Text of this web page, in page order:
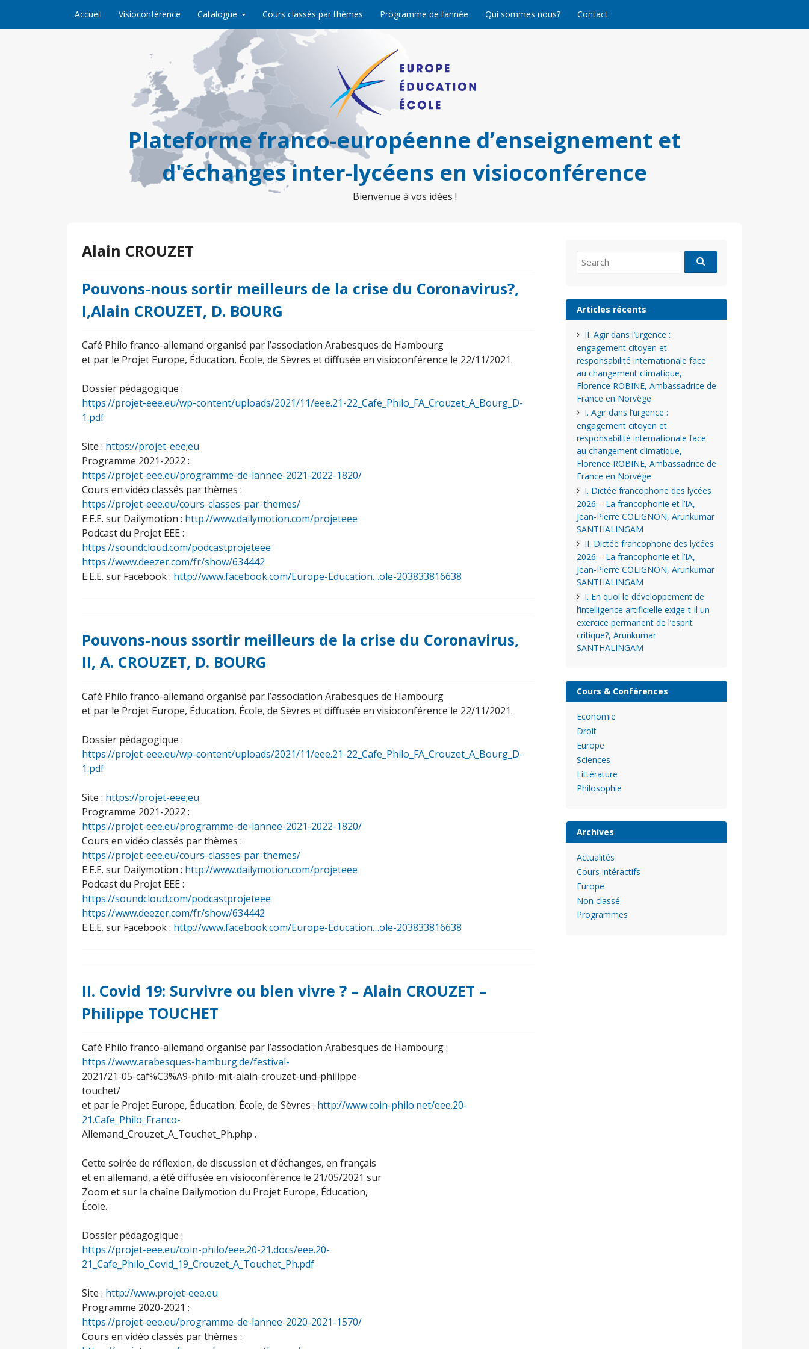
Accueil Visioconférence Catalogue Cours classés par thèmes Programme de l’année Qui sommes nous? Contact
Plateforme franco-européenne d’enseignement et
d'échanges inter-lycéens en visioconférence
Bienvenue à vos idées !
Alain CROUZET
Pouvons-nous sortir meilleurs de la crise du Coronavirus?,
I,Alain CROUZET, D. BOURG
Café Philo franco-allemand organisé par l’association Arabesques de Hambourg
et par le Projet Europe, Éducation, École, de Sèvres et diffusée en visioconférence le 22/11/2021.
Dossier pédagogique :
https://projet-eee.eu/wp-content/uploads/2021/11/eee.21-22_Cafe_Philo_FA_Crouzet_A_Bourg_D-
1.pdf
Site : https://projet-eee;eu
Programme 2021-2022 :
https://projet-eee.eu/programme-de-lannee-2021-2022-1820/
Cours en vidéo classés par thèmes :
https://projet-eee.eu/cours-classes-par-themes/
E.E.E. sur Dailymotion : http://www.dailymotion.com/projeteee
Podcast du Projet EEE :
https://soundcloud.com/podcastprojeteee
https://www.deezer.com/fr/show/634442
E.E.E. sur Facebook : http://www.facebook.com/Europe-Education…ole-203833816638
Pouvons-nous ssortir meilleurs de la crise du Coronavirus,
II, A. CROUZET, D. BOURG
Café Philo franco-allemand organisé par l’association Arabesques de Hambourg
et par le Projet Europe, Éducation, École, de Sèvres et diffusée en visioconférence le 22/11/2021.
Dossier pédagogique :
https://projet-eee.eu/wp-content/uploads/2021/11/eee.21-22_Cafe_Philo_FA_Crouzet_A_Bourg_D-
1.pdf
Site : https://projet-eee;eu
Programme 2021-2022 :
https://projet-eee.eu/programme-de-lannee-2021-2022-1820/
Cours en vidéo classés par thèmes :
https://projet-eee.eu/cours-classes-par-themes/
E.E.E. sur Dailymotion : http://www.dailymotion.com/projeteee
Podcast du Projet EEE :
https://soundcloud.com/podcastprojeteee
https://www.deezer.com/fr/show/634442
E.E.E. sur Facebook : http://www.facebook.com/Europe-Education…ole-203833816638
II. Covid 19: Survivre ou bien vivre ? – Alain CROUZET –
Philippe TOUCHET
Café Philo franco-allemand organisé par l’association Arabesques de Hambourg :
https://www.arabesques-hamburg.de/festival-
2021/21-05-caf%C3%A9-philo-mit-alain-crouzet-und-philippe-
touchet/
et par le Projet Europe, Éducation, École, de Sèvres : http://www.coin-philo.net/eee.20-
21.Cafe_Philo_Franco-
Allemand_Crouzet_A_Touchet_Ph.php .
Cette soirée de réflexion, de discussion et d’échanges, en français
et en allemand, a été diffusée en visioconférence le 21/05/2021 sur
Zoom et sur la chaîne Dailymotion du Projet Europe, Éducation,
École.
Dossier pédagogique :
https://projet-eee.eu/coin-philo/eee.20-21.docs/eee.20-
21_Cafe_Philo_Covid_19_Crouzet_A_Touchet_Ph.pdf
Site : http://www.projet-eee.eu
Programme 2020-2021 :
https://projet-eee.eu/programme-de-lannee-2020-2021-1570/
Cours en vidéo classés par thèmes :
for:
Articles récents
II. Agir dans l’urgence :
engagement citoyen et
responsabilité internationale face
au changement climatique,
Florence ROBINE, Ambassadrice de
France en Norvège
I. Agir dans l’urgence :
engagement citoyen et
responsabilité internationale face
au changement climatique,
Florence ROBINE, Ambassadrice de
France en Norvège
I. Dictée francophone des lycées
2026 – La francophonie et l’IA,
Jean-Pierre COLIGNON, Arunkumar
SANTHALINGAM
II. Dictée francophone des lycées
2026 – La francophonie et l’IA,
Jean-Pierre COLIGNON, Arunkumar
SANTHALINGAM
I. En quoi le développement de
l’intelligence artificielle exige-t-il un
exercice permanent de l’esprit
critique?, Arunkumar
SANTHALINGAM
Cours & Conférences
Economie
Droit
Europe
Sciences
Littérature
Philosophie
Archives
Actualités
Cours intéractifs
Europe
Non classé
Programmes